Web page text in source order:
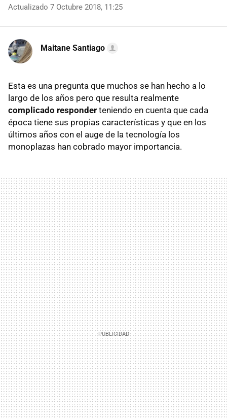
Actualizado 7 Octubre 2018, 11:25
Maitane Santiago
Esta es una pregunta que muchos se han hecho a lo
largo de los años pero que resulta realmente
complicado responder teniendo en cuenta que cada
época tiene sus propias características y que en los
últimos años con el auge de la tecnología los
monoplazas han cobrado mayor importancia.